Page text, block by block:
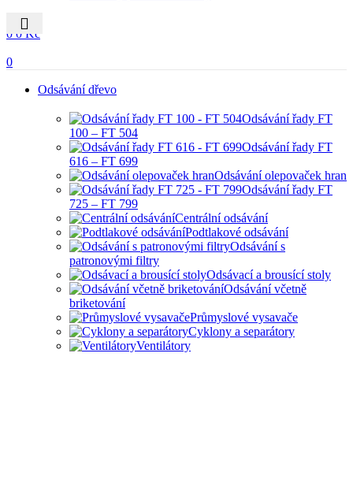
0 0Kč
0
Odsávání dřevo
Odsávání řady FT
100 – FT 504
Odsávání řady FT
616 – FT 699
Odsávání olepovaček hran
Odsávání řady FT
725 – FT 799
Centrální odsávání
Podtlakové odsávání
Odsávání s
patronovými filtry
Odsávací a brousící stoly
Odsávání včetně
briketování
Průmyslové vysavače
Cyklony a separátory
Ventilátory